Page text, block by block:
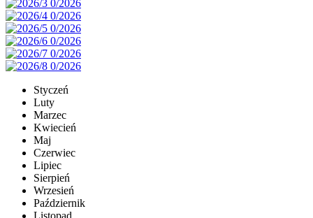
Styczeń
Luty
Marzec
Kwiecień
Maj
Czerwiec
Lipiec
Sierpień
Wrzesień
Październik